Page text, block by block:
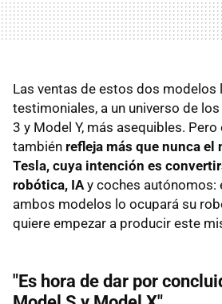
Las ventas de estos dos modelos
testimoniales, a un universo de
3 y Model Y, más asequibles.
también refleja más que nunca el
Tesla, cuya intención es
robótica, IAy coches autónomos:
ambos modelos lo ocupará su
quiere empezar a producir este
"Es hora de dar por